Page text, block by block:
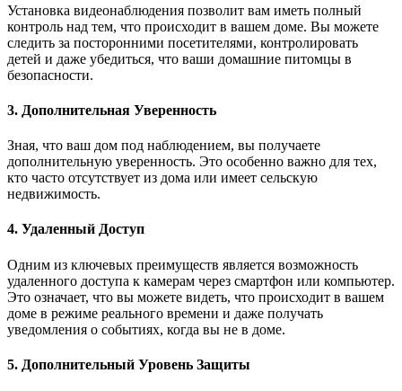
Установка видеонаблюдения позволит вам иметь полный
контроль над тем, что происходит в вашем доме. Вы можете
следить за посторонними посетителями, контролировать
детей и даже убедиться, что ваши домашние питомцы в
безопасности.
3. Дополнительная Уверенность
Зная, что ваш дом под наблюдением, вы получаете
дополнительную уверенность. Это особенно важно для тех,
кто часто отсутствует из дома или имеет сельскую
недвижимость.
4. Удаленный Доступ
Одним из ключевых преимуществ является возможность
удаленного доступа к камерам через смартфон или компьютер.
Это означает, что вы можете видеть, что происходит в вашем
доме в режиме реального времени и даже получать
уведомления о событиях, когда вы не в доме.
5. Дополнительный Уровень Защиты